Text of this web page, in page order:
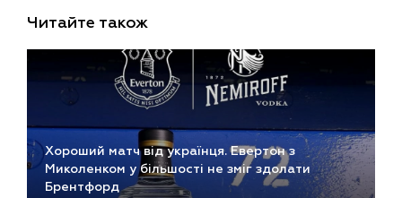
Читайте також
Хороший матч від українця. Евертон з
Миколенком у більшості не зміг здолати
Брентфорд